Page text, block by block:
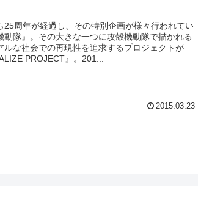
25周年が経過し、その特別企画が様々行われてい
動隊』。その大きな一つに攻殻機動隊で描かれる
ルな社会での再現性を追求するプロジェクトが
PROJECT』。201...
2015.03.23